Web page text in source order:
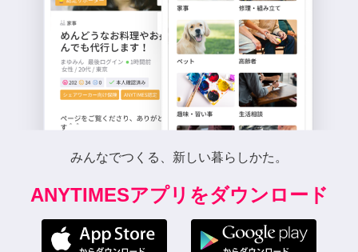
みんなでつくる、新しい暮らしかた。
ANYTIMESアプリをダウンロード